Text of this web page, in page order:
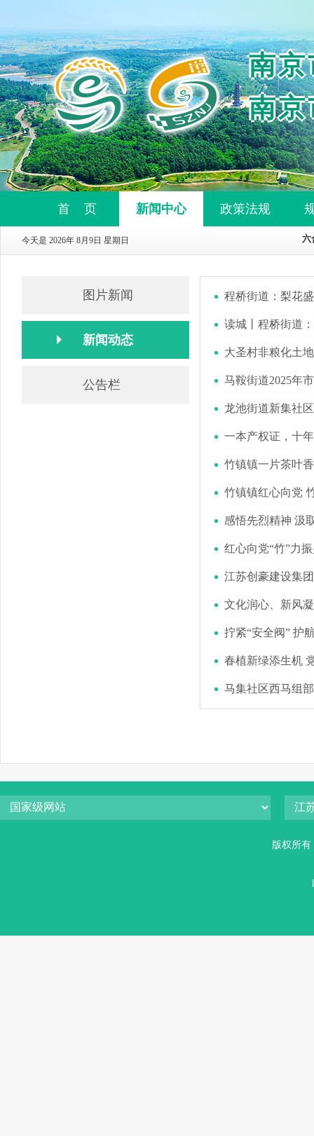
南
南
首 页 新闻中心 政策法规
今天是 2026年 8月9日 星期日
图片新闻
新闻动态
公告栏
程桥街道：梨花
读城丨程桥街道
大圣村非粮化土
马鞍街道2025年
龙池街道新集社
一本产权证，十
竹镇镇一片茶叶
竹镇镇红心向党
感悟先烈精神 汲
红心向党“竹”力
江苏创豪建设集
文化润心、新风
拧紧“安全阀” 护
春植新绿添生机
马集社区西马组
版权所